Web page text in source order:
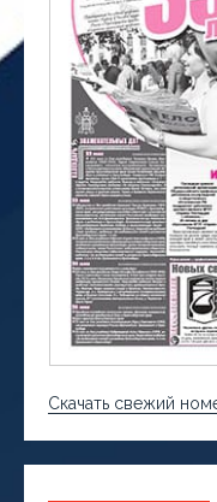
Скачать свежий